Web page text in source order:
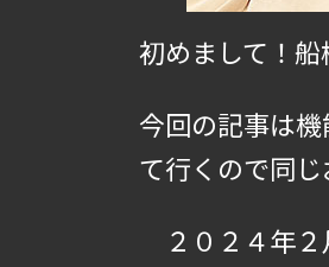
初めまして！
今回の記事は
て行くので同じ
２０２４年２